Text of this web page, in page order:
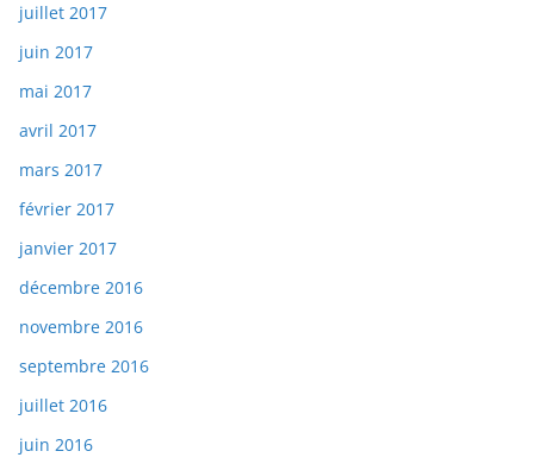
juillet 2017
juin 2017
mai 2017
avril 2017
mars 2017
février 2017
janvier 2017
décembre 2016
novembre 2016
septembre 2016
juillet 2016
juin 2016